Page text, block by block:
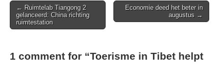
Post
navigation
← Ruimtelab Tiangong 2
gelanceerd: China richting
ruimtestation
Economie deed het beter in
augustus →
1 comment for “Toerisme in Tibet helpt